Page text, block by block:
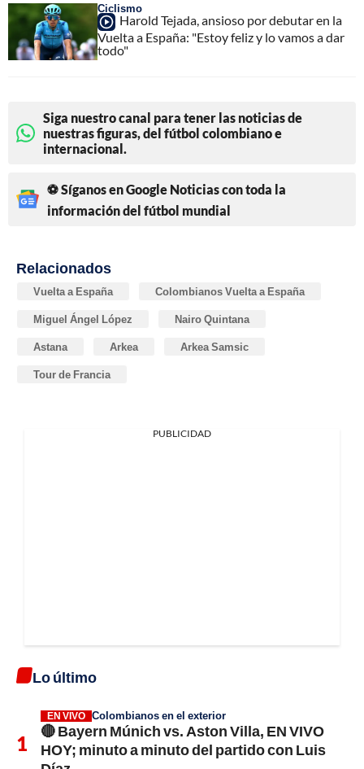
Ciclismo
Harold Tejada, ansioso por debutar en la
Vuelta a España: "Estoy feliz y lo vamos a dar
todo"
Siga nuestro canal para tener las noticias de
nuestras figuras, del fútbol colombiano e
internacional.
⚽ Síganos en Google Noticias con toda la
información del fútbol mundial
Relacionados
Vuelta a España Colombianos Vuelta a España
Miguel Ángel López Nairo Quintana
Astana Arkea Arkea Samsic
Tour de Francia
PUBLICIDAD
Lo último
EN VIVO Colombianos en el exterior
🔴 Bayern Múnich vs. Aston Villa, EN VIVO
HOY; minuto a minuto del partido con Luis